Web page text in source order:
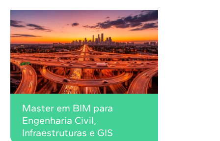
Master em BIM para
Engenharia Civil,
Infraestruturas e GIS